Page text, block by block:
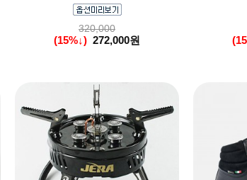
320,000
(15%↓) 272,000원